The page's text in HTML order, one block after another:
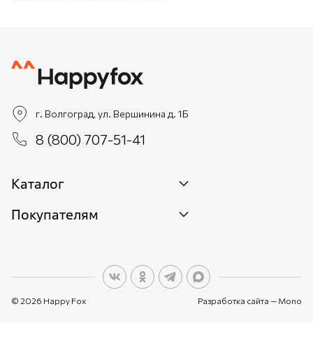
г. Волгоград, ул. Вершинина д. 1Б
8 (800) 707-51-41
Каталог
Новинки
Покупателям
О персональных данных
© 2026 Happy Fox Разработка сайта — Mono